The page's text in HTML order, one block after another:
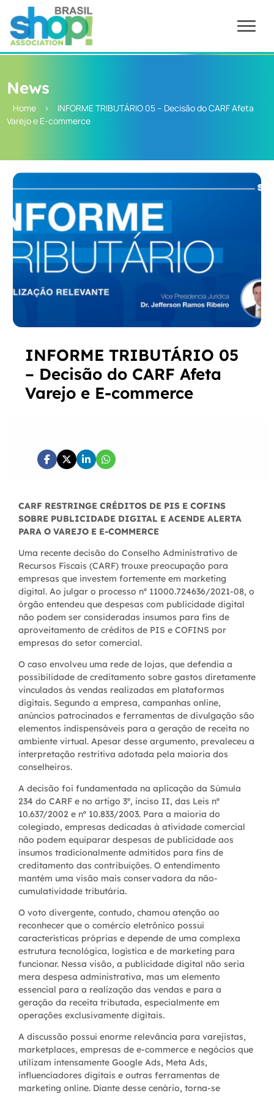
News
Home >
INFORME TRIBUTÁRIO 05 – Decisão do CARF Afeta
Varejo e E-commerce
INFORME TRIBUTÁRIO 05
– Decisão do CARF Afeta
Varejo e E-commerce
CARF RESTRINGE CRÉDITOS DE PIS E COFINS
SOBRE PUBLICIDADE DIGITAL E ACENDE ALERTA
PARA O VAREJO E E-COMMERCE
Uma recente decisão do Conselho Administrativo de
Recursos Fiscais (CARF) trouxe preocupação para
empresas que investem fortemente em marketing
digital. Ao julgar o processo nº 11000.724636/2021-08, o
órgão entendeu que despesas com publicidade digital
não podem ser consideradas insumos para fins de
aproveitamento de créditos de PIS e COFINS por
empresas do setor comercial.
O caso envolveu uma rede de lojas, que defendia a
possibilidade de creditamento sobre gastos diretamente
vinculados às vendas realizadas em plataformas
digitais. Segundo a empresa, campanhas online,
anúncios patrocinados e ferramentas de divulgação são
elementos indispensáveis para a geração de receita no
ambiente virtual. Apesar desse argumento, prevaleceu a
interpretação restritiva adotada pela maioria dos
conselheiros.
A decisão foi fundamentada na aplicação da Súmula
234 do CARF e no artigo 3º, inciso II, das Leis nº
10.637/2002 e nº 10.833/2003. Para a maioria do
colegiado, empresas dedicadas à atividade comercial
não podem equiparar despesas de publicidade aos
insumos tradicionalmente admitidos para fins de
creditamento das contribuições. O entendimento
mantém uma visão mais conservadora da não-
cumulatividade tributária.
O voto divergente, contudo, chamou atenção ao
reconhecer que o comércio eletrônico possui
características próprias e depende de uma complexa
estrutura tecnológica, logística e de marketing para
funcionar. Nessa visão, a publicidade digital não seria
mera despesa administrativa, mas um elemento
essencial para a realização das vendas e para a
geração da receita tributada, especialmente em
operações exclusivamente digitais.
A discussão possui enorme relevância para varejistas,
marketplaces, empresas de e-commerce e negócios que
utilizam intensamente Google Ads, Meta Ads,
influenciadores digitais e outras ferramentas de
marketing online. Diante desse cenário, torna-se